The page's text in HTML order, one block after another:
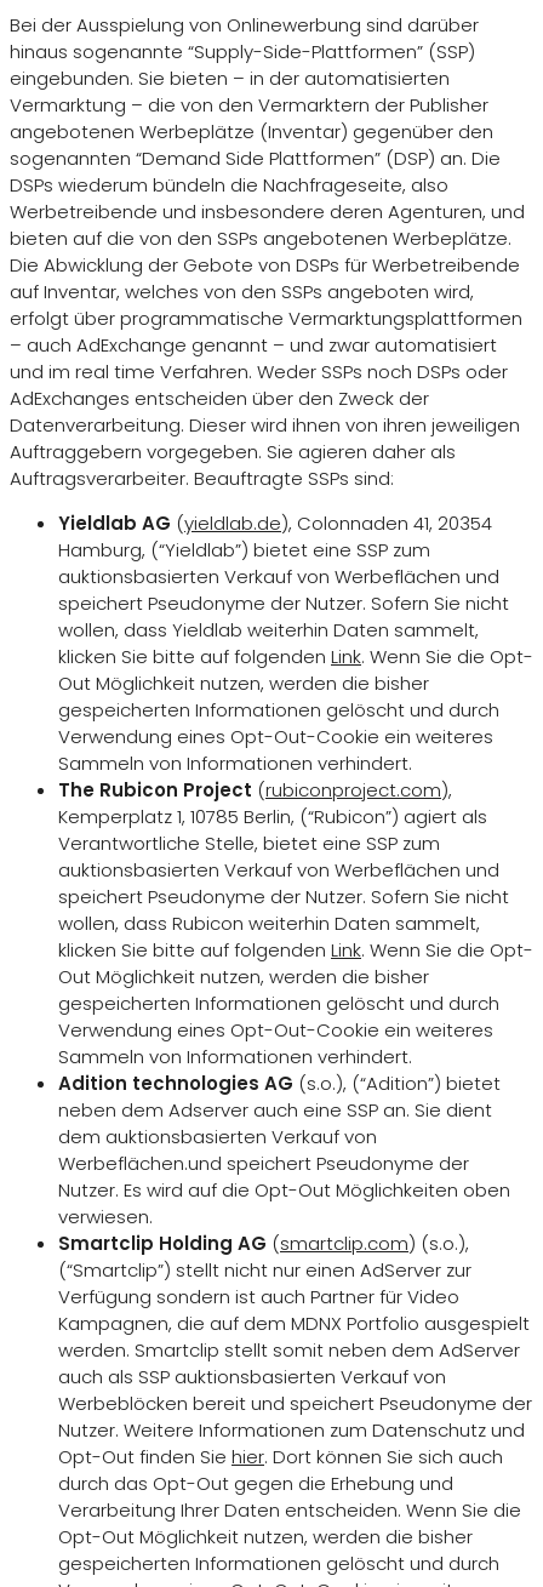
Bei der Ausspielung von Onlinewerbung sind darüber
hinaus sogenannte “Supply-Side-Plattformen” (SSP)
eingebunden. Sie bieten – in der automatisierten
Vermarktung – die von den Vermarktern der Publisher
angebotenen Werbeplätze (Inventar) gegenüber den
sogenannten “Demand Side Plattformen” (DSP) an. Die
DSPs wiederum bündeln die Nachfrageseite, also
Werbetreibende und insbesondere deren Agenturen, und
bieten auf die von den SSPs angebotenen Werbeplätze.
Die Abwicklung der Gebote von DSPs für Werbetreibende
auf Inventar, welches von den SSPs angeboten wird,
erfolgt über programmatische Vermarktungsplattformen
– auch AdExchange genannt – und zwar automatisiert
und im real time Verfahren. Weder SSPs noch DSPs oder
AdExchanges entscheiden über den Zweck der
Datenverarbeitung. Dieser wird ihnen von ihren jeweiligen
Auftraggebern vorgegeben. Sie agieren daher als
Auftragsverarbeiter. Beauftragte SSPs sind:
Yieldlab AG (yieldlab.de), Colonnaden 41, 20354
Hamburg, (“Yieldlab”) bietet eine SSP zum
auktionsbasierten Verkauf von Werbeflächen und
speichert Pseudonyme der Nutzer. Sofern Sie nicht
wollen, dass Yieldlab weiterhin Daten sammelt,
klicken Sie bitte auf folgenden Link. Wenn Sie die Opt-
Out Möglichkeit nutzen, werden die bisher
gespeicherten Informationen gelöscht und durch
Verwendung eines Opt-Out-Cookie ein weiteres
Sammeln von Informationen verhindert.
The Rubicon Project (rubiconproject.com),
Kemperplatz 1, 10785 Berlin, (“Rubicon”) agiert als
Verantwortliche Stelle, bietet eine SSP zum
auktionsbasierten Verkauf von Werbeflächen und
speichert Pseudonyme der Nutzer. Sofern Sie nicht
wollen, dass Rubicon weiterhin Daten sammelt,
klicken Sie bitte auf folgenden Link. Wenn Sie die Opt-
Out Möglichkeit nutzen, werden die bisher
gespeicherten Informationen gelöscht und durch
Verwendung eines Opt-Out-Cookie ein weiteres
Sammeln von Informationen verhindert.
Adition technologies AG (s.o.), (“Adition”) bietet
neben dem Adserver auch eine SSP an. Sie dient
dem auktionsbasierten Verkauf von
Werbeflächen.und speichert Pseudonyme der
Nutzer. Es wird auf die Opt-Out Möglichkeiten oben
verwiesen.
Smartclip Holding AG (smartclip.com) (s.o.),
(“Smartclip”) stellt nicht nur einen AdServer zur
Verfügung sondern ist auch Partner für Video
Kampagnen, die auf dem MDNX Portfolio ausgespielt
werden. Smartclip stellt somit neben dem AdServer
auch als SSP auktionsbasierten Verkauf von
Werbeblöcken bereit und speichert Pseudonyme der
Nutzer. Weitere Informationen zum Datenschutz und
Opt-Out finden Sie hier. Dort können Sie sich auch
durch das Opt-Out gegen die Erhebung und
Verarbeitung Ihrer Daten entscheiden. Wenn Sie die
Opt-Out Möglichkeit nutzen, werden die bisher
gespeicherten Informationen gelöscht und durch